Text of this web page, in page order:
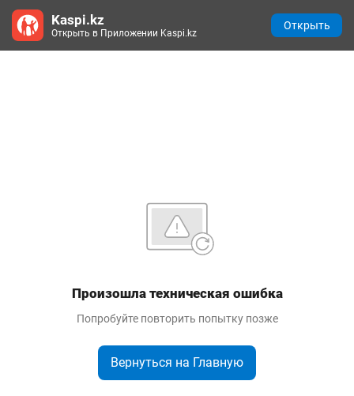
Произошла техническая ошибка
Попробуйте повторить попытку позже
Вернуться на Главную
Kaspi.kz
Открыть в Приложении Kaspi.kz
Открыть